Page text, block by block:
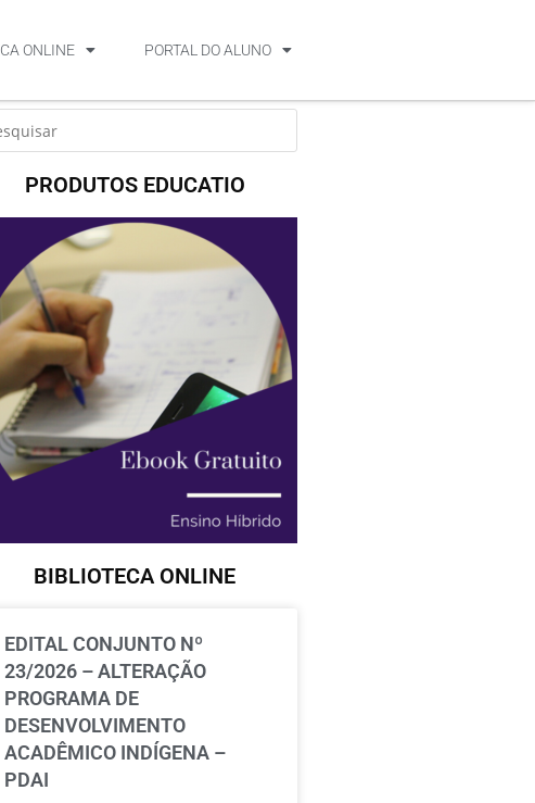
ONLINE PORTAL DO ALUNO
PRODUTOS EDUCATIO
BIBLIOTECA ONLINE
EDITAL CONJUNTO Nº
23/2026 – ALTERAÇÃO
PROGRAMA DE
DESENVOLVIMENTO
ACADÊMICO INDÍGENA –
PDAI